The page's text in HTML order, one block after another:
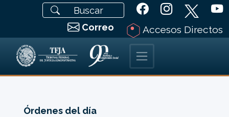
Correo Accesos Directos
Órdenes del día